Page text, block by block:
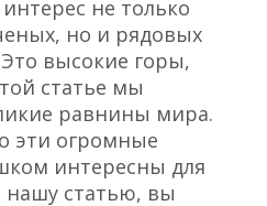
не только
но и рядовых
высокие горы,
статье мы
равнины мира.
эти огромные
интересны для
нашу статью, вы